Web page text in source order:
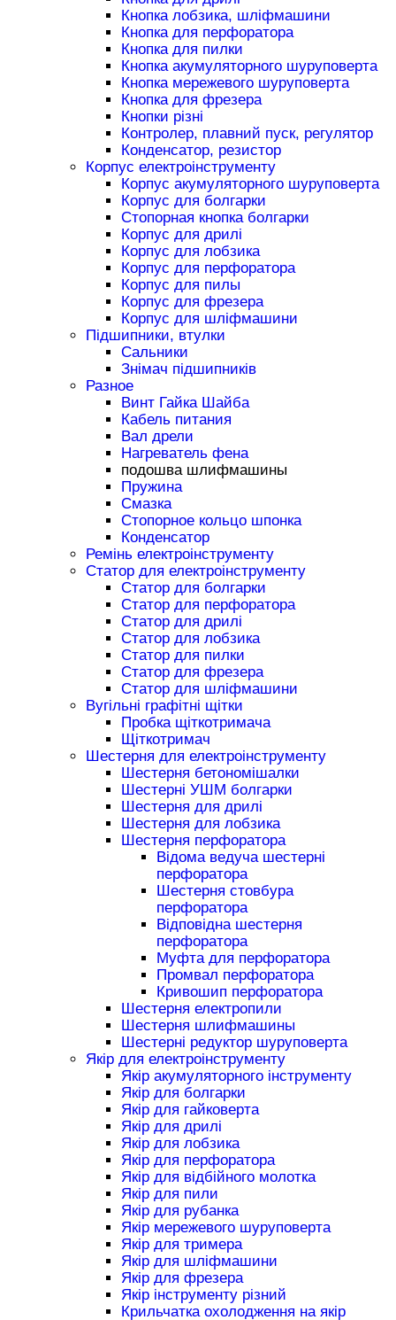
Кнопка лобзика, шліфмашини
Кнопка для перфоратора
Кнопка для пилки
Кнопка акумуляторного шуруповерта
Кнопка мережевого шуруповерта
Кнопка для фрезера
Кнопки різні
Контролер, плавний пуск, регулятор
Конденсатор, резистор
Корпус електроінструменту
Корпус акумуляторного шуруповерта
Корпус для болгарки
Стопорная кнопка болгарки
Корпус для дрилі
Корпус для лобзика
Корпус для перфоратора
Корпус для пилы
Корпус для фрезера
Корпус для шліфмашини
Підшипники, втулки
Сальники
Знімач підшипників
Разное
Винт Гайка Шайба
Кабель питания
Вал дрели
Нагреватель фена
подошва шлифмашины
Пружина
Смазка
Стопорное кольцо шпонка
Конденсатор
Ремінь електроінструменту
Статор для електроінструменту
Статор для болгарки
Статор для перфоратора
Статор для дрилі
Статор для лобзика
Статор для пилки
Статор для фрезера
Статор для шліфмашини
Вугільні графітні щітки
Пробка щіткотримача
Щіткотримач
Шестерня для електроінструменту
Шестерня бетономішалки
Шестерні УШМ болгарки
Шестерня для дрилі
Шестерня для лобзика
Шестерня перфоратора
Відома ведуча шестерні
перфоратора
Шестерня стовбура
перфоратора
Відповідна шестерня
перфоратора
Муфта для перфоратора
Промвал перфоратора
Кривошип перфоратора
Шестерня електропили
Шестерня шлифмашины
Шестерні редуктор шуруповерта
Якір для електроінструменту
Якір акумуляторного інструменту
Якір для болгарки
Якір для гайковерта
Якір для дрилі
Якір для лобзика
Якір для перфоратора
Якір для відбійного молотка
Якір для пили
Якір для рубанка
Якір мережевого шуруповерта
Якір для тримера
Якір для шліфмашини
Якір для фрезера
Якір інструменту різний
Крильчатка охолодження на якір